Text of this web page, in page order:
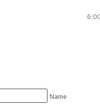
Name